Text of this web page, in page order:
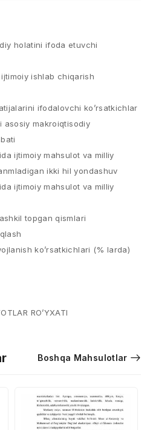
holatini ifoda etuvchi
ishlab chiqarish
ifodalovchi ko’rsatkichlar
asosiy makroiqtisodiy
ijtimoiy mahsulot va milliy
ikki hil yondashuv
ijtimoiy mahsulot va milliy
topgan qismlari
ko’rsatkichlari (% larda)
RO’YXATI
Boshqa Mahsulotlar